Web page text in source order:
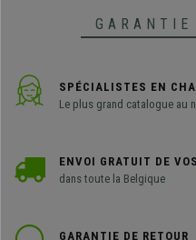
GARANTIE
SPÉCIALISTES EN
Le plus grand catalogue au
ENVOI GRATUIT DE
dans toute la Belgique
GARANTIE DE RETOUR